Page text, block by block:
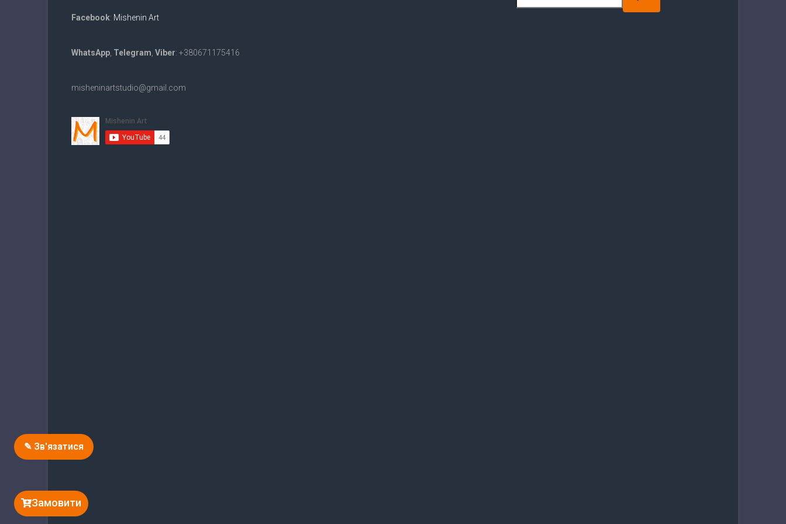
✎ Зв'язатися
Замовити
Facebook: Mishenin Art
WhatsApp, Telegram, Viber: +380671175416
misheninartstudio@gmail.com